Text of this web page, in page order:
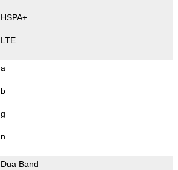
HSPA+
LTE
a
b
g
n
Dua Band